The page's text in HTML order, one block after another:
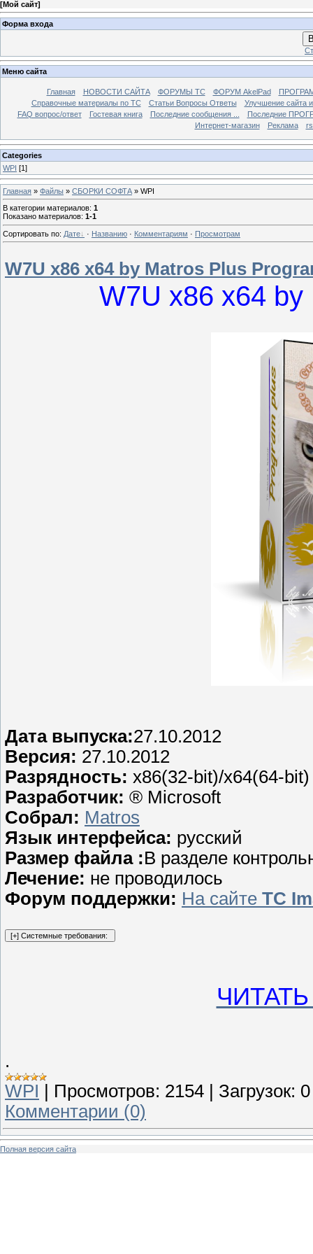
[Мой сайт]
Форма входа
Меню сайта
Главная НОВОСТИ САЙТА ФОРУМЫ TC ФОРУМ AkelPad
Справочные материалы по TС
Статьи Вопросы Ответы
Улучшение сайта
FAQ вопрос/ответ
Гостевая книга Последние сообщения ...
Последние
Интернет-магазин
Реклама
Categories
WPI [1]
Главная » Файлы » СБОРКИ СОФТА » WPI
В категории материалов: 1
Показано материалов: 1-1
Сортировать по: Дате · Названию · Комментариям · Просмотрам
W7U x86 x64 by Matros Plus
W7U x86 x64
Дата выпуска:27.10.2012
Версия: 27.10.2012
Разрядность: x86(32-bit)/x64(64-bit)
Разработчик: ® Microsoft
Собрал: Matros
Язык интерфейса: русский
Размер файла :В разделе
Лечение: не проводилось
Форум поддержки: На сайте TC
.
WPI
Просмотров: 2154 Загрузок: 0
Комментарии (0)
Полная версия сайта